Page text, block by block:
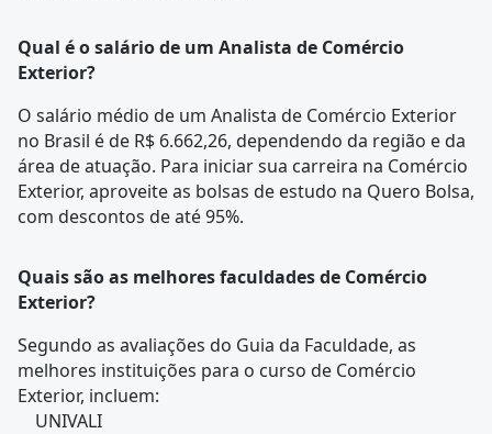
Qual é o salário de um Analista de Comércio
Exterior?
O salário médio de um Analista de Comércio Exterior
no Brasil é de R$ 6.662,26, dependendo da região e da
área de atuação. Para iniciar sua carreira na Comércio
Exterior, aproveite as bolsas de estudo na Quero Bolsa,
com descontos de até 95%.
Quais são as melhores faculdades de Comércio
Exterior?
Segundo as avaliações do Guia da Faculdade, as
melhores instituições para o curso de Comércio
Exterior, incluem:
UNIVALI